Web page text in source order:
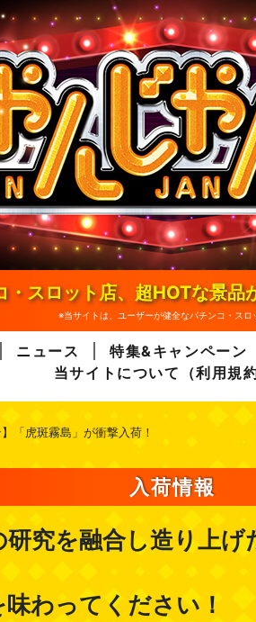
・スロット店、超HOTな景品
※当サイトは、ユーザーが健全なパチンコ・スロ
ニュース 特集&キャンペーン
当サイトについて（利用規約
】「虎斑霧島」が衝撃入荷！
入荷情報
究を融合し造り上げ
わってください！